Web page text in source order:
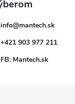
info@mantech.sk
+421 903 977 211
FB: Mantech.sk